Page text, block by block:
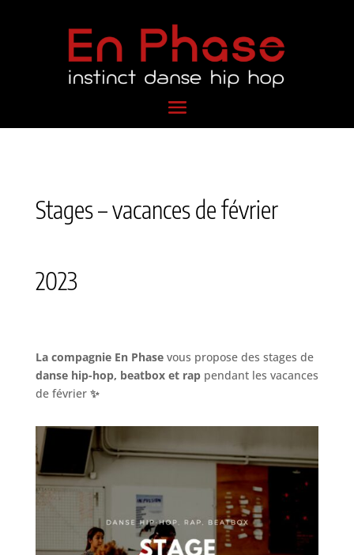
Stages – vacances de février
2023
La compagnie En Phase vous propose des stages de
danse hip-hop, beatbox et rap pendant les vacances
de février ✨